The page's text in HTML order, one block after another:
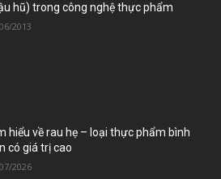
hũ) trong công nghệ thực phẩm
2013
hiểu về rau hẹ – loại thực phẩm bình
có giá trị cao
2026